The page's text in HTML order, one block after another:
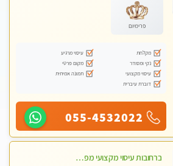
פרימיום
מקלחת
עיסוי מרגיע
נקי ומסודר
מקום פרטי
עיסוי מקצועי
תמונה אמיתית
דוברת עיברית
055-4532022
ברחובות עיסוי מקצועי מפנק וכול סוגי העיסויים רמה גבוהה! ללא מין !